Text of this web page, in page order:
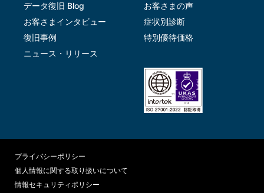
データ復旧 Blog
お客さまインタビュー
復旧事例
ニュース・リリース
お客さまの声
症状別診断
特別優待価格
プライバシーポリシー
個人情報に関する取り扱いについて
情報セキュリティポリシー